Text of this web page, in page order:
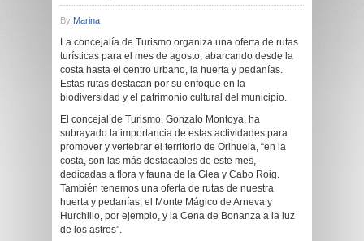
By Marina
La concejalía de Turismo organiza una oferta de rutas
turísticas para el mes de agosto, abarcando desde la
costa hasta el centro urbano, la huerta y pedanías.
Estas rutas destacan por su enfoque en la
biodiversidad y el patrimonio cultural del municipio.
El concejal de Turismo, Gonzalo Montoya, ha
subrayado la importancia de estas actividades para
promover y vertebrar el territorio de Orihuela, “en la
costa, son las más destacables de este mes,
dedicadas a flora y fauna de la Glea y Cabo Roig.
También tenemos una oferta de rutas de nuestra
huerta y pedanías, el Monte Mágico de Arneva y
Hurchillo, por ejemplo, y la Cena de Bonanza a la luz
de los astros”.